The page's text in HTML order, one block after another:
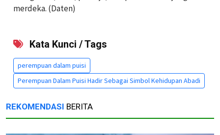
merdeka. (Daten)
Kata Kunci / Tags
perempuan dalam puisi
Perempuan Dalam Puisi Hadir Sebagai Simbol Kehidupan Abadi
REKOMENDASI BERITA